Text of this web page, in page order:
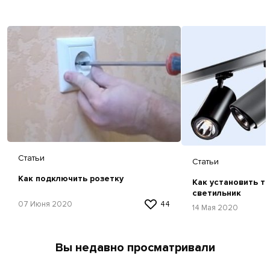
Статьи
Как подключить розетку
07 Июня 2020 44
Статьи
Как установить
светильник
14 Мая 2020
Вы недавно просматривали